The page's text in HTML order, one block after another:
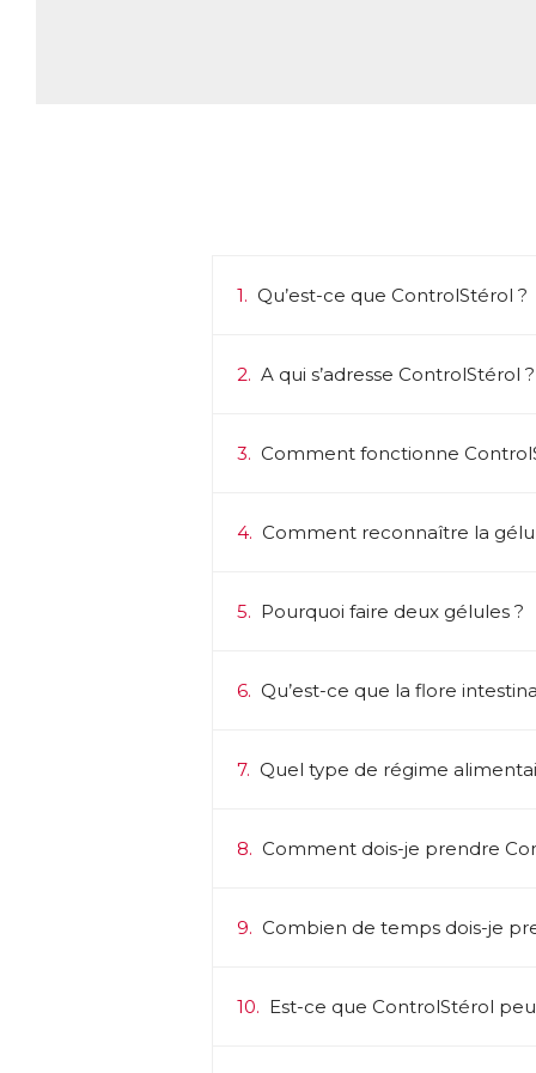
1. Qu’est-ce que ControlStérol ?
2. A qui s’adresse ControlStérol ?
3. Comment fonctionne
4. Comment reconnaître la
5. Pourquoi faire deux gélules ?
6. Qu’est-ce que la flore
7. Quel type de régime
8. Comment dois-je prendre
9. Combien de temps dois-je
10. Est-ce que ControlStérol